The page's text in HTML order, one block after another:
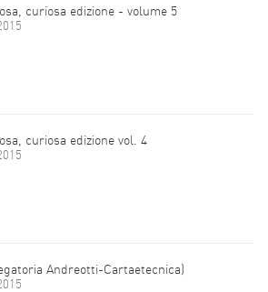
curiosa edizione - volume 5
curiosa edizione vol. 4
Andreotti-Cartaetecnica)